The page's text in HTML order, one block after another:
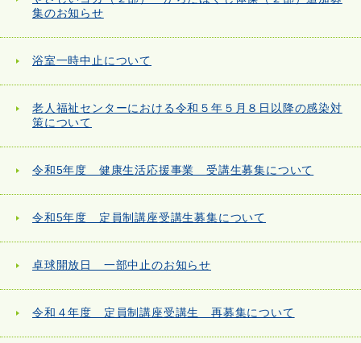
集のお知らせ
浴室一時中止について
老人福祉センターにおける令和５年５月８日以降の感染対
策について
令和5年度 健康生活応援事業 受講生募集について
令和5年度 定員制講座受講生募集について
卓球開放日 一部中止のお知らせ
令和４年度 定員制講座受講生 再募集について